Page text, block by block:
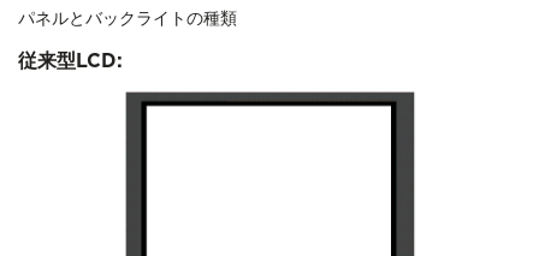
パネルとバックライトの種類
従来型LCD: